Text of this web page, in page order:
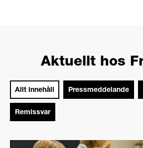
Aktuellt hos
Allt innehåll Pressmeddelande
Remissvar